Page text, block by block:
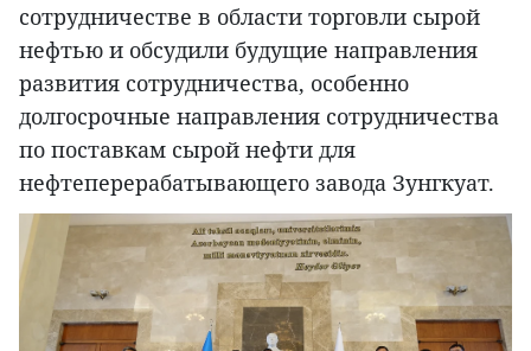
сотрудничестве в области торговли сырой
нефтью и обсудили будущие направления
развития сотрудничества, особенно
долгосрочные направления сотрудничества
по поставкам сырой нефти для
нефтеперерабатывающего завода Зунгкуат.